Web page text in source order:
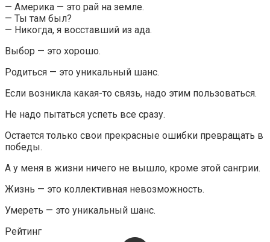
— Америка — это рай на земле.
— Ты там был?
— Никогда, я восставший из ада.
Выбор — это хорошо.
Родиться — это уникальный шанс.
Если возникла какая-то связь, надо этим пользоваться.
Не надо пытаться успеть все сразу.
Остается только свои прекрасные ошибки превращать в
победы.
А у меня в жизни ничего не вышло, кроме этой сангрии.
Жизнь — это коллективная невозможность.
Умереть — это уникальный шанс.
Рейтинг